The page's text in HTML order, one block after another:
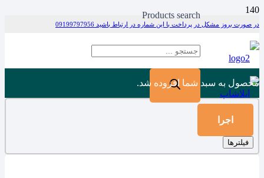
در صورت بروز مشکل در پرداخت با این شماره در ارتباط باشید 09199797956
Products search
محصول به سبد شما افزوده شد.
اجرا
فیلترها